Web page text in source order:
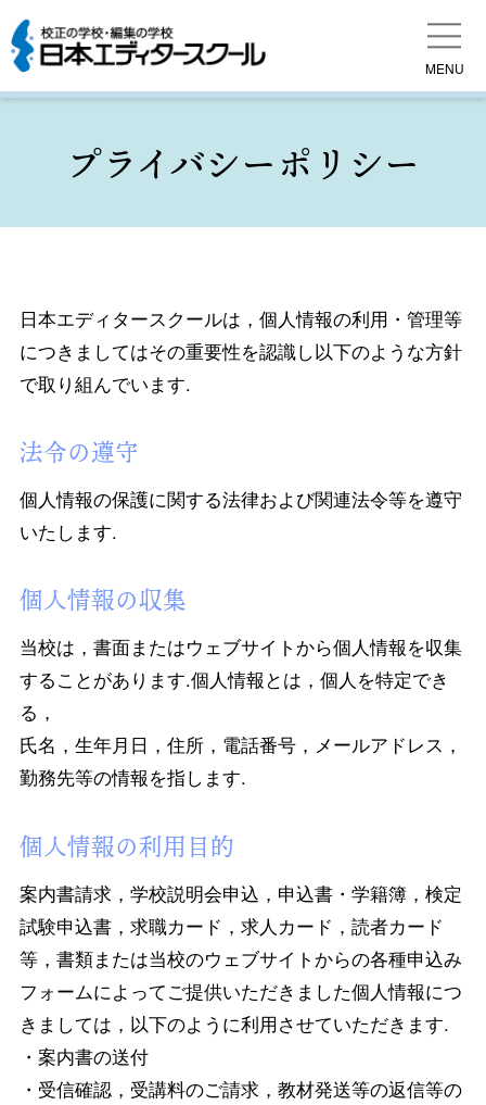
MENU
プライバシーポリシー
日本エディタースクールは，個人情報の利用・管理等
につきましてはその重要性を認識し以下のような方針
で取り組んでいます.
法令の遵守
個人情報の保護に関する法律および関連法令等を遵守
いたします.
個人情報の収集
当校は，書面またはウェブサイトから個人情報を収集
することがあります.個人情報とは，個人を特定でき
る，
氏名，生年月日，住所，電話番号，メールアドレス，
勤務先等の情報を指します.
個人情報の利用目的
案内書請求，学校説明会申込，申込書・学籍簿，検定
試験申込書，求職カード，求人カード，読者カード
等，書類または当校のウェブサイトからの各種申込み
フォームによってご提供いただきました個人情報につ
きましては，以下のように利用させていただきます.
・案内書の送付
・受信確認，受講料のご請求，教材発送等の返信等の